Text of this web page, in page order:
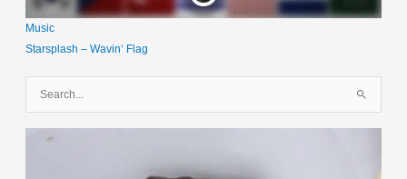
Music
Starsplash – Wavin‘ Flag
c